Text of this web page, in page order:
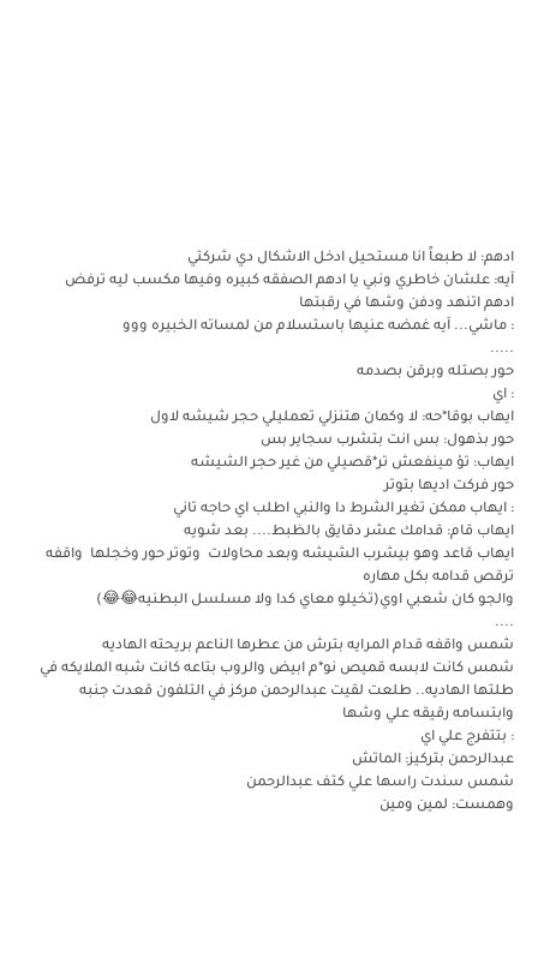
ادهم: لا طبعاً انا مستحيل ادخل الاشكال دي شركتي
آيه: علشان خاطري ونبي يا ادهم الصفقه كبيره وفيها مكسب ليه ترفض
ادهم اتنهد ودفن وشها في رقبتها
: ماشي... آيه غمضه عنيها باستسلام من لمساته الخبيره ووو
.....
حور بصتله وبرقن بصدمه
: اي
ايهاب بوقا*حه: لا وكمان هتنزلي تعمليلي حجر شيشه لاول
حور بذهول: بس انت بتشرب سجاير بس
ايهاب: تؤ مينفعش تر*قصيلي من غير حجر الشيشه
حور فركت اديها بتوتر
: ايهاب ممكن تغير الشرط دا والنبي اطلب اي حاجه تاني
ايهاب قام: قدامك عشر دقايق بالظبط.... بعد شويه
ايهاب قاعد وهو بيشرب الشيشه وبعد محاولات وتوتر حور وخجلها واقفه
ترقص قدامه بكل مهاره
والجو كان شعبي اوي(تخيلو معاي كدا ولا مسلسل البطنيه😂😂)
....
شمس واقفه قدام المرايه بترش من عطرها الناعم بريحته الهاديه
شمس كانت لابسه قميص نو*م ابيض والروب بتاعه كانت شبه الملايكه في
طلتها الهاديه.. طلعت لقيت عبدالرحمن مركز في التلفون قعدت جنبه
وابتسامه رقيقه علي وشها
: بتتفرج علي اي
عبدالرحمن بتركيز: الماتش
شمس سندت راسها علي كتف عبدالرحمن
وهمست: لمين ومين